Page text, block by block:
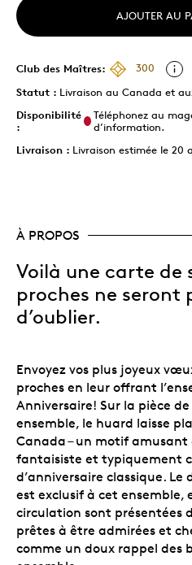
AJOUTER AU
Club des Maîtres:
300
Statut : Livraison au Canada et
Disponibilité
:
Téléphonez au
d’information.
Livraison : Livraison estimée le 20
À PROPOS
Voilà une carte de
proches ne seront
d’oublier.
Envoyez vos plus joyeux
proches en leur offrant
Anniversaire! Sur la pièce
ensemble, le huard laisse
Canada – un motif
fantaisiste et typiquement
d’anniversaire classique.
est exclusif à cet ensemble,
circulation sont présentées
prêtes à être admirées et
comme un doux rappel des